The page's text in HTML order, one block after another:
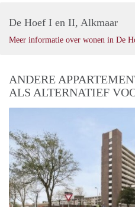
De Hoef I en II, Alkmaar
Meer informatie over wonen in De
ANDERE
ALS ALTERNATIEF